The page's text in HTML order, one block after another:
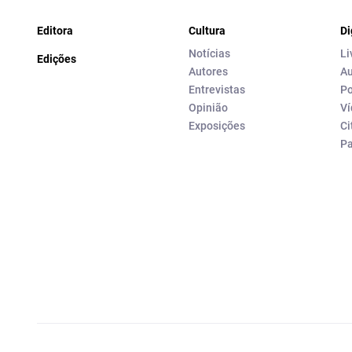
Editora
Edições
Cultura
Notícias
Autores
Entrevistas
Opinião
Exposições